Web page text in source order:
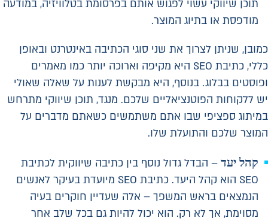
תוכן שיווקי עשוי לפגוש אותם בפרסומת בטלוויזיה, במודעה
מודפסת או בתיוג המוצר.
כמובן, שניתן לצרוך את שני סוגי הכתיבה באינטרנט ובאופן
כללי, כתיבת SEO היא מקיפה וארוכה יותר כמו מאמרים
ופוסטים בבלוג. בנוסף, היא מבקשת לענות על שאלה שאולי
יש ללקוחות הפוטנציאליים שלכם. מנגד, תוכן שיווקי מתרחש
במיתוג ספציפי שבו אתם משתמשים כשאתם מדברים על
המוצר שלכם והתועלת שלו.
קהל יעד – הבדל גדול נוסף בין כתיבה שיווקית לכתיבת
SEO הוא קהל היעד. כתיבת SEO מיועדת בעיקר לאנשים
הנמצאים בראש המשפך – אלה שעדיין חוקרים בעיה
מסוימת, אך לא רק. הוא יכול להיות גם בכל שלב אחר